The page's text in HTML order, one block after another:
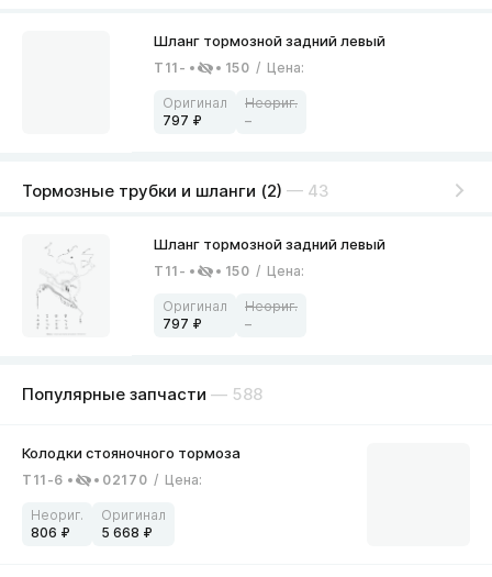
T11- 150 / Цена:
797 –
Тормозные трубки и шланги (2) — 43
T11- 150 / Цена:
797 –
Популярные запчасти — 588
T11-6 02170 / Цена:
806 5 668